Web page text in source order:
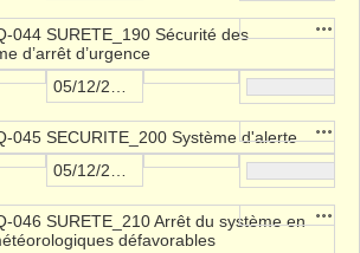
044 SURETE_190 Sécurité des
d’arrêt d’urgence
045 SECURITE_200 Système d'alerte
046 SURETE_210 Arrêt du système en
défavorables